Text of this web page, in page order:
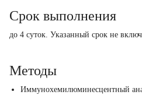
Срок выполнения
до 4 суток. Указанный срок не
Методы
Иммунохемилюминесцентный